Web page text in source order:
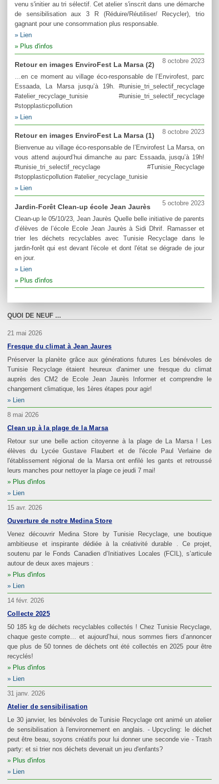
venu s'initier au tri sélectif. Cet atelier s'inscrit dans une démarche
de sensibilisation aux 3 R (Réduire/Réutiliser/ Recycler), trio
gagnant pour une consommation plus responsable.
Lien
Plus d'infos
8 octobre 2023
Retour en images EnviroFest La Marsa (2)
…en ce moment au village éco-responsable de l’Envirofest, parc
Essaada, La Marsa jusqu’à 19h. #tunisie_tri_selectif_recyclage
#atelier_recyclage_tunisie #tunisie_tri_selectif_recyclage
#stopplasticpollution
Lien
8 octobre 2023
Retour en images EnviroFest La Marsa (1)
Bienvenue au village éco-responsable de l’Envirofest La Marsa, on
vous attend aujourd’hui dimanche au parc Essaada, jusqu’à 19h!
#tunisie_tri_selectif_recyclage #Tunisie_Recyclage
#stopplasticpollution #atelier_recyclage_tunisie
Lien
5 octobre 2023
Jardin-Forêt Clean-up école Jean Jaurès
Clean-up le 05/10/23, Jean Jaurès Quelle belle initiative de parents
d’élèves de l’école Ecole Jean Jaurès à Sidi Dhrif. Ramasser et
trier les déchets recyclables avec Tunisie Recyclage dans le
jardin-forêt qui est devant l'école et dont l'état se dégrade de jour
en jour.
Lien
Plus d'infos
QUOI DE NEUF ...
21 mai 2026
Fresque du climat à Jean Jaures
Préserver la planète grâce aux générations futures Les bénévoles de
Tunisie Recyclage étaient heureux d'animer une fresque du climat
auprès des CM2 de Ecole Jean Jaurès Informer et comprendre le
changement climatique, les 1ères étapes pour agir!
Lien
8 mai 2026
Clean up à la plage de la Marsa
Retour sur une belle action citoyenne à la plage de La Marsa ! Les
élèves du Lycée Gustave Flaubert et de l'école Paul Verlaine de
l'établissement régional de la Marsa ont enfilé les gants et retroussé
leurs manches pour nettoyer la plage ce jeudi 7 mai!
Plus d'infos
Lien
15 avr. 2026
Ouverture de notre Medina Store
Venez découvrir Medina Store by Tunisie Recyclage, une boutique
ambitieuse et inspirante dédiée à la créativité durable . Ce projet,
soutenu par le Fonds Canadien d’Initiatives Locales (FCIL), s’articule
autour de deux axes majeurs :
Plus d'infos
Lien
14 févr. 2026
Collecte 2025
50 185 kg de déchets recyclables collectés ! Chez Tunisie Recyclage,
chaque geste compte… et aujourd’hui, nous sommes fiers d’annoncer
que plus de 50 tonnes de déchets ont été collectés en 2025 pour être
recyclés!
Plus d'infos
Lien
31 janv. 2026
Atelier de sensibilisation
Le 30 janvier, les bénévoles de Tunisie Recyclage ont animé un atelier
de sensibilisation à l'environnement en anglais. - Upcycling: le déchet
peut être beau, soyons créatifs pour lui donner une seconde vie - Trash
party: et si trier nos déchets devenait un jeu d'enfants?
Plus d'infos
Lien